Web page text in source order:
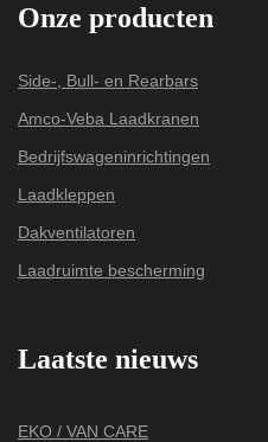
Onze producten
Side-, Bull- en Rearbars
Amco-Veba Laadkranen
Bedrijfswageninrichtingen
Laadkleppen
Dakventilatoren
Laadruimte bescherming
Laatste nieuws
EKO / VAN CARE